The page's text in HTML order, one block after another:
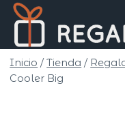
Saltar
contenido
Inicio / Tienda /
Cooler Big